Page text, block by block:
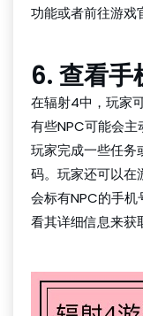
功能或者前往游戏
6. 查看手
在辐射4中，玩家
有些NPC可能会
玩家完成一些任务
码。玩家还可以在
会标有NPC的手
看其详细信息来获